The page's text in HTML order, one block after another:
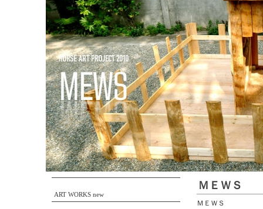
ＭＥＷＳ
ＭＥＷＳ
ART WORKS new